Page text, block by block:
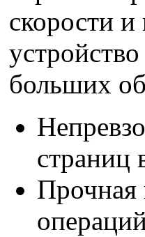
скорости
больших
страниц
Прочная